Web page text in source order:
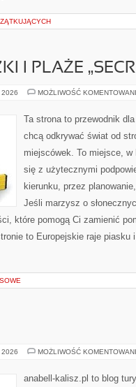
I PLAŻE
2026 MOŻLIWOŚĆ
Ta strona to przewodnik
chcą odkrywać świat od
miejscówek. To miejsce,
się z użytecznymi
kierunku, przez
Jeśli marzysz o
które pomogą Ci zamienić
to Europejskie raje piasku
2026 MOŻLIWOŚĆ
anabell-kalisz.pl to blog